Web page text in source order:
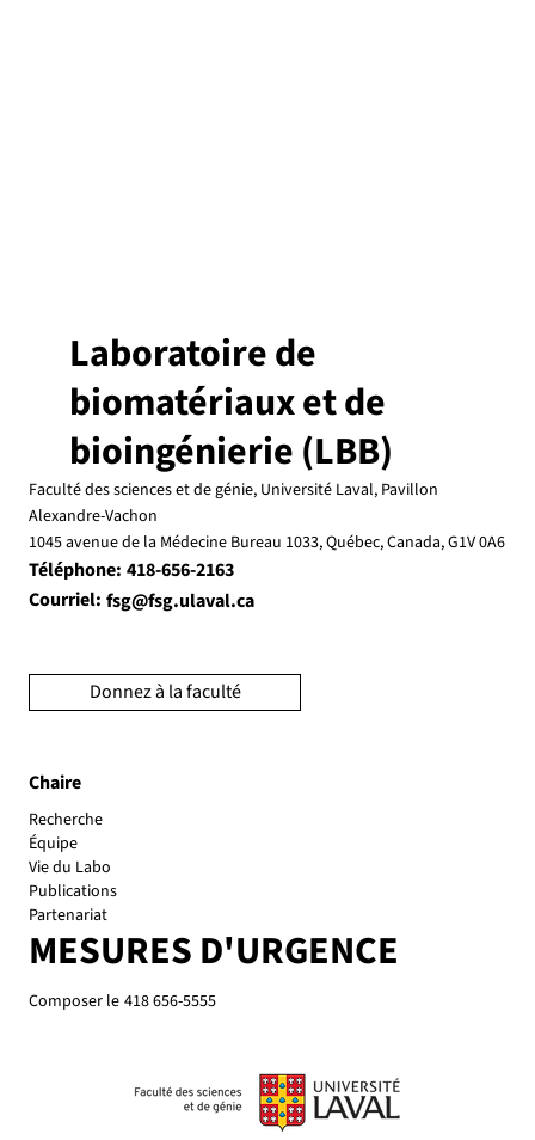
Chaire
Recherche
Équipe
Vie du Labo
Publications
Partenariat
MESURES D'URGENCE
Composer le 418 656-5555
Laboratoire de
biomatériaux et de
bioingénierie (LBB)
Faculté des sciences et de génie, Université Laval, Pavillon
Alexandre-Vachon
1045 avenue de la Médecine Bureau 1033, Québec, Canada, G1V 0A6
Téléphone: 418-656-2163
Courriel: fsg@fsg.ulaval.ca
Donnez à la faculté